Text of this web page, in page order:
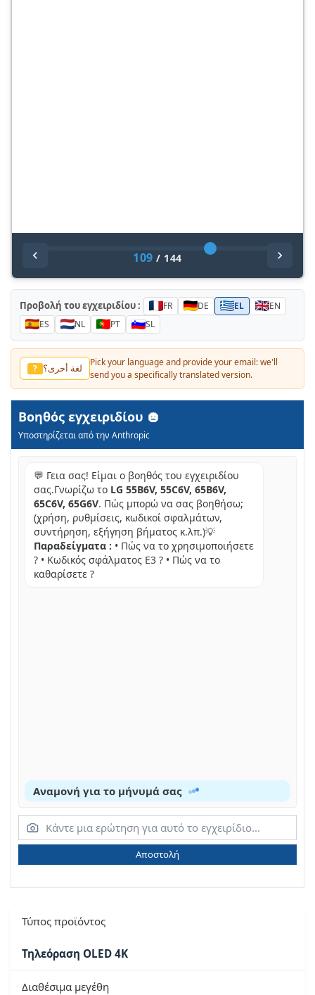
109 / 144
Προβολή του εγχειριδίου : FR DE EL
EN
ES
NL PT SL
? لغة أخرى؟
Pick your language and provide your email: we'll
send you a specifically translated version.
Βοηθός εγχειριδίου
Υποστηρίζεται από την Anthropic
💬 Γεια σας! Είμαι ο βοηθός του εγχειριδίου
σας.Γνωρίζω το LG 55B6V, 55C6V, 65B6V,
65C6V, 65G6V. Πώς μπορώ να σας βοηθήσω;
(χρήση, ρυθμίσεις, κωδικοί σφαλμάτων,
συντήρηση, εξήγηση βήματος κ.λπ.)💡
Παραδείγματα : • Πώς να το χρησιμοποιήσετε
? • Κωδικός σφάλματος E3 ? • Πώς να το
καθαρίσετε ?
Αναμονή για το μήνυμά σας
Αποστολή
Τύπος προϊόντος
Τηλεόραση OLED 4K
Διαθέσιμα μεγέθη